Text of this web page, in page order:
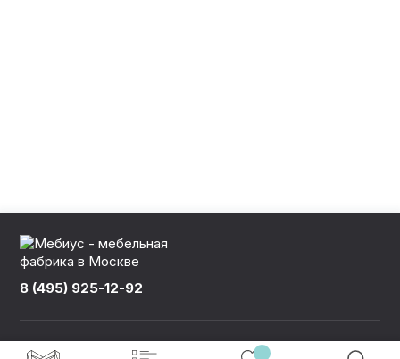
8 (495) 925-12-92
© Мебельная фабрика «Мебиус» , 2010-2026
ПОРТФОЛИО
ГАРАНТИИ